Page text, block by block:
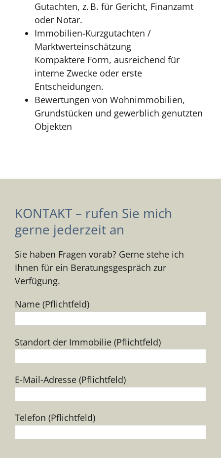
Gutachten, z. B. für Gericht, Finanzamt
oder Notar.
Immobilien-Kurzgutachten /
Marktwerteinschätzung
Kompaktere Form, ausreichend für
interne Zwecke oder erste
Entscheidungen.
Bewertungen von Wohnimmobilien,
Grundstücken und gewerblich genutzten
Objekten
KONTAKT – rufen Sie mich
gerne jederzeit an
Sie haben Fragen vorab? Gerne stehe ich
Ihnen für ein Beratungsgespräch zur
Verfügung.
Name (Pflichtfeld)
Standort der Immobilie (Pflichtfeld)
E-Mail-Adresse (Pflichtfeld)
Telefon (Pflichtfeld)